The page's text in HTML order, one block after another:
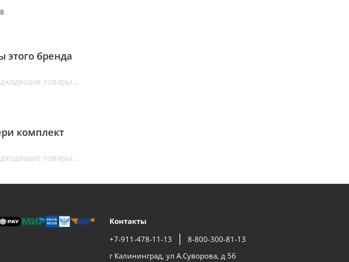
этого бренда
товары...
комплект
товары...
Контакты
+7-911-478-11-13
8-800-300-81-13
г Калининград, ул А.Суворова, д 56